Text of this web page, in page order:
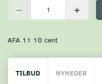
AFA 11 10 cent
TILBUD NYHEDER